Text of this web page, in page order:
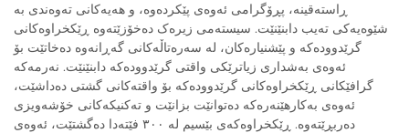
ڕاستەقینە، پڕۆگرامی ئەوەی پێکردەوە، و هەیەکانی تەوەندی بە
شێوەیەکی تەیب دابنێنێت. سیستەمی زیرەک دەخۆزێتەوە ڕێکخراوەکانی
گرێدوودەکە و پێشنیارەکان، لە سەرەتاڵەکانی گەڕانەوە دەخاتێت بۆ
ئەوەی بەشداری زیاترێکی واقتی گرێدوودەکە دابنێنێت. نەرمەکە
گرافێکانی ڕێکخراوەکانی گرێدوودەکە بۆ واقتەکانی گشتی دەداشێت،
ئەوەی بەکارهێنەرەکە دەتوانێت بزانێت و تەکنیکەکانی خۆشەویزی
دەربڕێتەوە. ڕێکخراوەکەی بێسیم لە ٣٠٠ فێتەدا دەگشتێت، ئەوەی